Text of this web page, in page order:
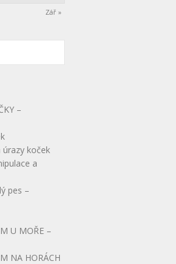
Zář »
–
úrazy koček
a
pes –
U MOŘE –
NA HORÁCH